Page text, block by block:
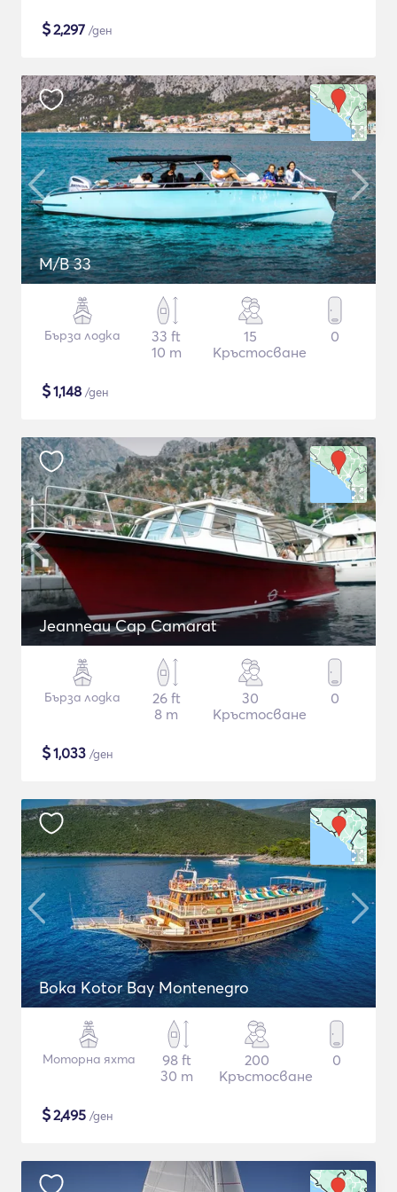
$2,297 /ден
M/B 33
Бърза лодка
33 ft
10 m
15
Кръстосване
0
$1,148 /ден
Jeanneau Cap Camarat
Бърза лодка
26 ft
8 m
30
Кръстосване
0
$1,033 /ден
Boka Kotor Bay Montenegro
Моторна яхта
98 ft
30 m
200
Кръстосване
0
$2,495 /ден